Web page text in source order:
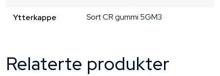
Ytterkappe SortCR gummi 5GM3
Relaterte produkter